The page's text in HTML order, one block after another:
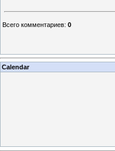
Всего комментариев: 0
Calendar